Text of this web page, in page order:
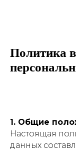
Политика
1. Общие
Настоящая
данных